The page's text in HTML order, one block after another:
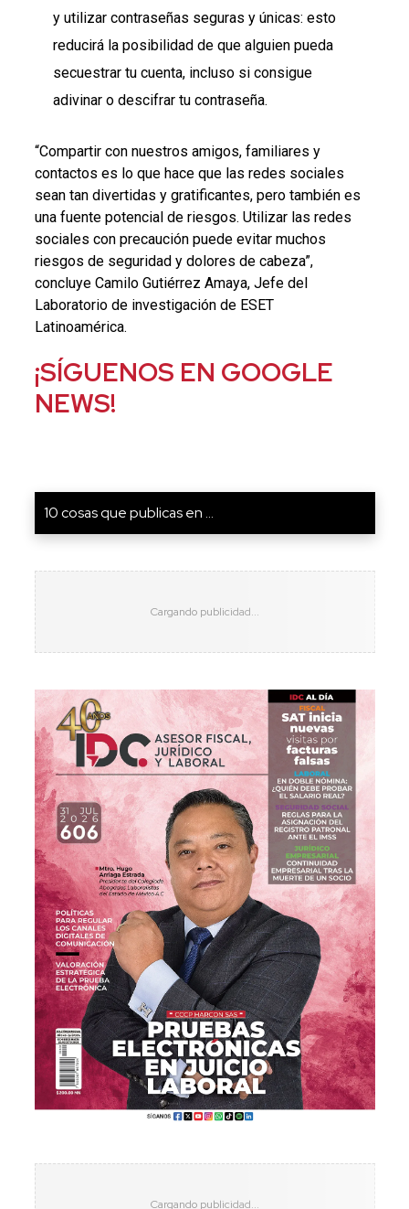
y utilizar contraseñas seguras y únicas: esto
reducirá la posibilidad de que alguien pueda
secuestrar tu cuenta, incluso si consigue
adivinar o descifrar tu contraseña.
“Compartir con nuestros amigos, familiares y
contactos es lo que hace que las redes sociales
sean tan divertidas y gratificantes, pero también es
una fuente potencial de riesgos. Utilizar las redes
sociales con precaución puede evitar muchos
riesgos de seguridad y dolores de cabeza”,
concluye Camilo Gutiérrez Amaya, Jefe del
Laboratorio de investigación de ESET
Latinoamérica.
¡SÍGUENOS EN GOOGLE
NEWS!
10 cosas que publicas en ...